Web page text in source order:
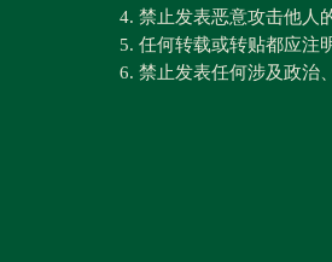
4. 禁止发表恶意攻击他人
5. 任何转载或转贴都应注
6. 禁止发表任何涉及政治